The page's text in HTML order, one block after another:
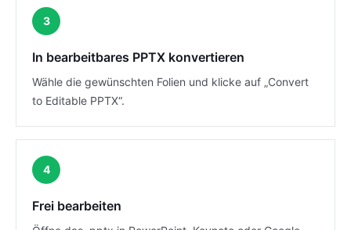
3
In bearbeitbares PPTX konvertieren
Wähle die gewünschten Folien und klicke auf „Convert
to Editable PPTX“.
4
Frei bearbeiten